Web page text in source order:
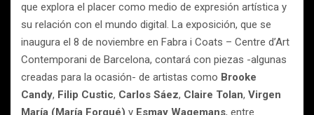
que explora el placer como medio de expresión artística y
su relación con el mundo digital. La exposición, que se
inaugura el 8 de noviembre en Fabra i Coats – Centre d’Art
Contemporani de Barcelona, contará con piezas -algunas
creadas para la ocasión- de artistas como Brooke
Candy, Filip Custic, Carlos Sáez, Claire Tolan, Virgen
María (María Forqué) y Esmay Wagemans, entre